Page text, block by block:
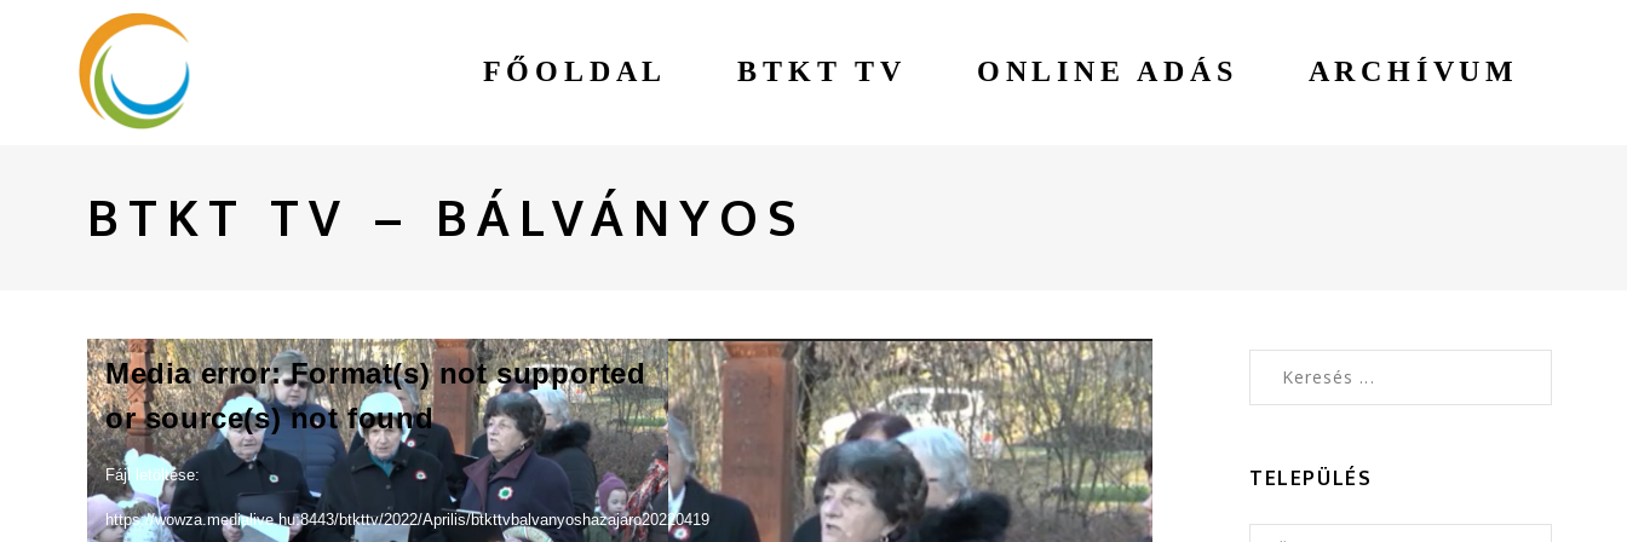
FŐOLDAL BTKT TV ONLINE ADÁS ARCHÍVUM
BTKT TV – BÁLVÁNYOS
Videólejátszó
Media error: Format(s) not supported
or source(s) not found
Fájl letöltése:
https://wowza.medialive.hu:8443/btkttv/2022/Aprilis/btkttvbalvanyoshazajaro20220419
TELEPÜLÉS